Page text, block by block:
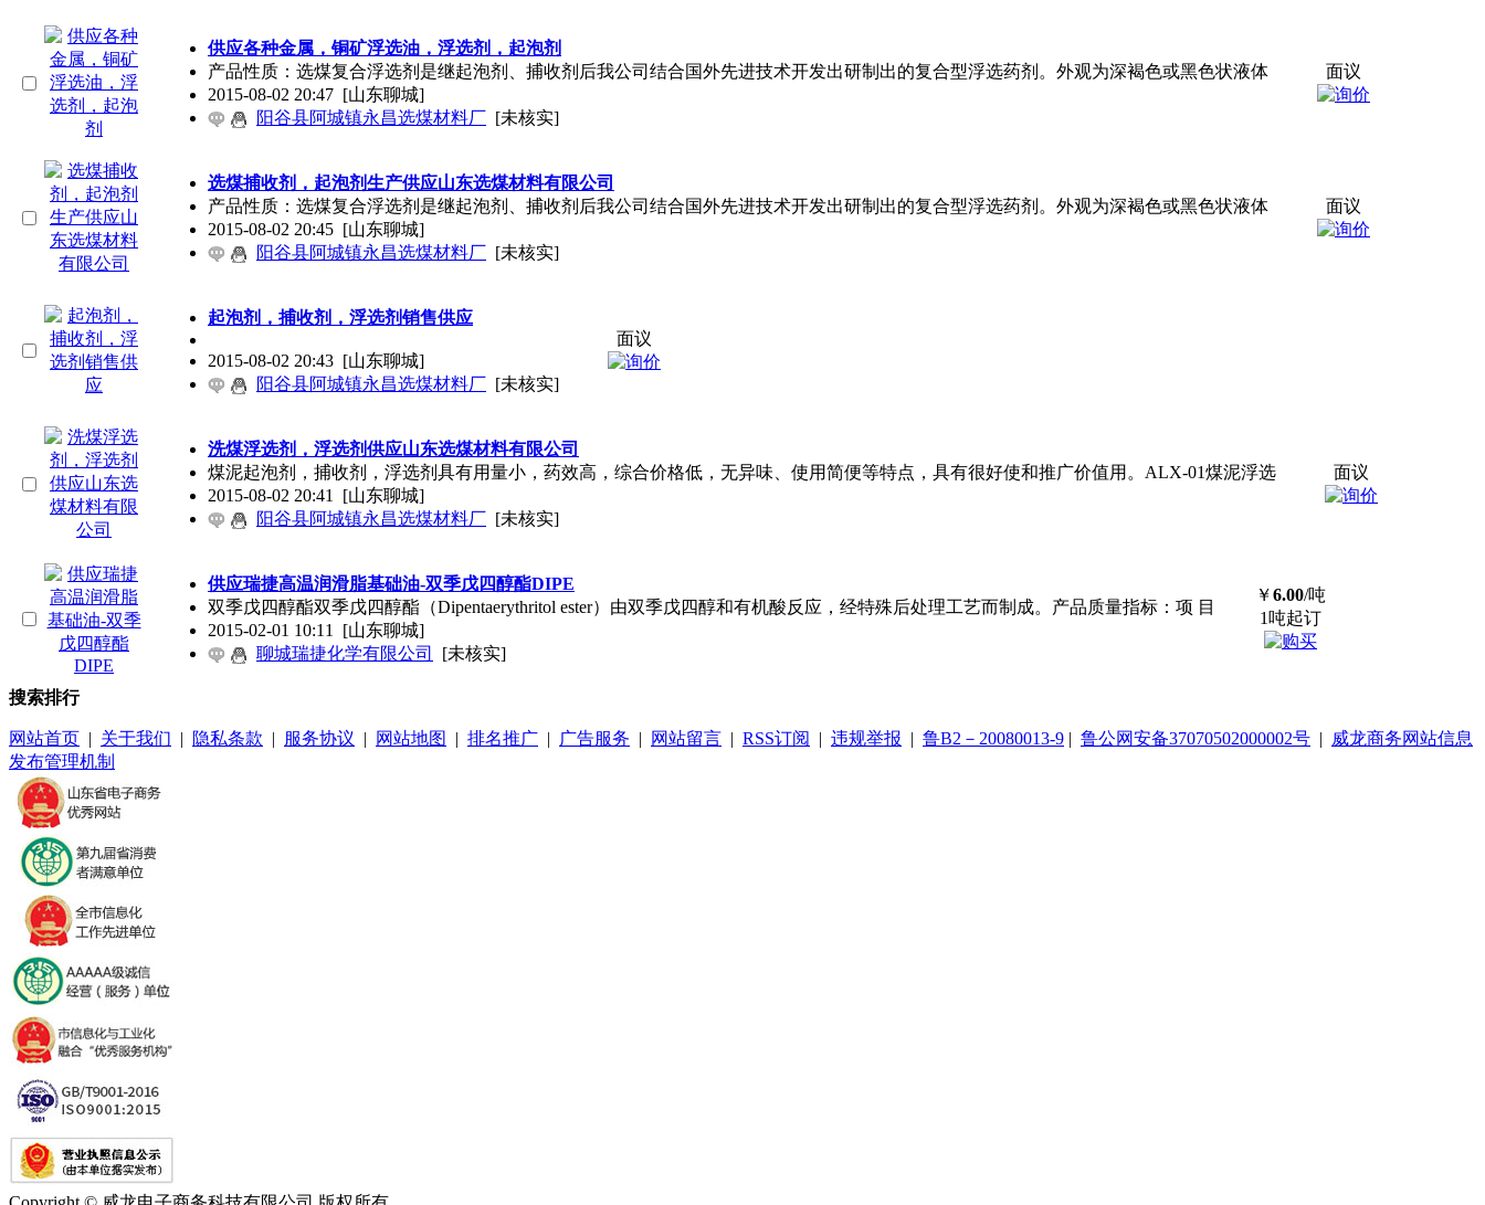
供应各种金属，铜矿浮选油，浮选剂，起泡剂
产品性质：选煤复合浮选剂是继起泡剂、捕收剂后我公司结合国外先进技术开发出研制出的复合型浮选药剂。外观为深褐色或黑色状液体
2015-08-02 20:47 [山东聊城]
阳谷县阿城镇永昌选煤材料厂 [未核实]
面议
选煤捕收剂，起泡剂生产供应山东选煤材料有限公司
产品性质：选煤复合浮选剂是继起泡剂、捕收剂后我公司结合国外先进技术开发出研制出的复合型浮选药剂。外观为深褐色或黑色状液体
2015-08-02 20:45 [山东聊城]
阳谷县阿城镇永昌选煤材料厂 [未核实]
面议
起泡剂，捕收剂，浮选剂销售供应
2015-08-02 20:43 [山东聊城]
阳谷县阿城镇永昌选煤材料厂 [未核实]
面议
洗煤浮选剂，浮选剂供应山东选煤材料有限公司
煤泥起泡剂，捕收剂，浮选剂具有用量小，药效高，综合价格低，无异味、使用简便等特点，具有很好使和推广价值用。ALX-01煤泥浮选
2015-08-02 20:41 [山东聊城]
阳谷县阿城镇永昌选煤材料厂 [未核实]
面议
供应瑞捷高温润滑脂基础油-双季戊四醇酯DIPE
双季戊四醇酯双季戊四醇酯（Dipentaerythritol ester）由双季戊四醇和有机酸反应，经特殊后处理工艺而制成。产品质量指标：项 目
2015-02-01 10:11 [山东聊城]
聊城瑞捷化学有限公司
[未核实]
￥6.00/吨
1吨起订
搜索排行
网站首页 | 关于我们 | 隐私条款 | 服务协议 | 网站地图 | 排名推广 | 广告服务 | 网站留言 | RSS订阅 | 违规举报 | 鲁B2－20080013-9 | 鲁公网安备37070502000002号 |
威龙商务网站信息
发布管理机制